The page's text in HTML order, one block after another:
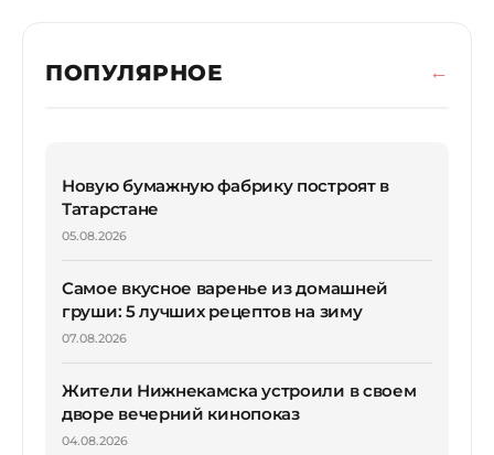
ПОПУЛЯРНОЕ
Новую бумажную фабрику построят в
Татарстане
05.08.2026
Самое вкусное варенье из домашней
груши: 5 лучших рецептов на зиму
07.08.2026
Жители Нижнекамска устроили в своем
дворе вечерний кинопоказ
04.08.2026